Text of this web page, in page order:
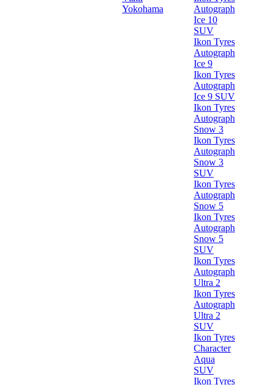
Yokohama
Autograph
Ice 10
SUV
Ikon Tyres
Autograph
Ice 9
Ikon Tyres
Autograph
Ice 9 SUV
Ikon Tyres
Autograph
Snow 3
Ikon Tyres
Autograph
Snow 3
SUV
Ikon Tyres
Autograph
Snow 5
Ikon Tyres
Autograph
Snow 5
SUV
Ikon Tyres
Autograph
Ultra 2
Ikon Tyres
Autograph
Ultra 2
SUV
Ikon Tyres
Character
Aqua
SUV
Ikon Tyres